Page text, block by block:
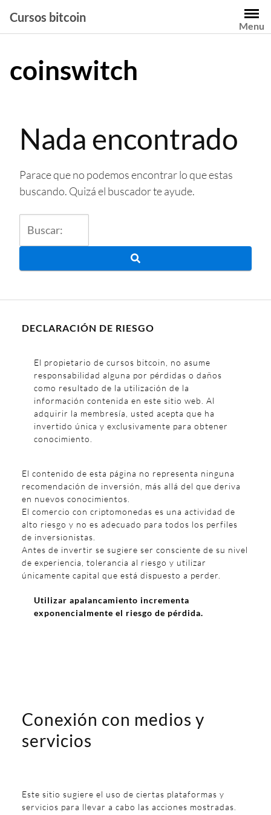
contenido
Cursos bitcoin
Menu
coinswitch
Nada encontrado
Parace que no podemos encontrar lo que estas
buscando. Quizá el buscador te ayude.
DECLARACIÓN DE RIESGO
El propietario de cursos bitcoin, no asume
responsabilidad alguna por pérdidas o daños
como resultado de la utilización de la
información contenida en este sitio web. Al
adquirir la membresía, usted acepta que ha
invertido única y exclusivamente para obtener
conocimiento.
El contenido de esta página no representa ninguna
recomendación de inversión, más allá del que deriva
en nuevos conocimientos.
El comercio con criptomonedas es una actividad de
alto riesgo y no es adecuado para todos los perfiles
de inversionistas.
Antes de invertir se sugiere ser consciente de su nivel
de experiencia, tolerancia al riesgo y utilizar
únicamente capital que está dispuesto a perder.
Utilizar apalancamiento incrementa
exponencialmente el riesgo de pérdida.
Conexión con medios y
servicios
Este sitio sugiere el uso de ciertas plataformas y
servicios para llevar a cabo las acciones mostradas.